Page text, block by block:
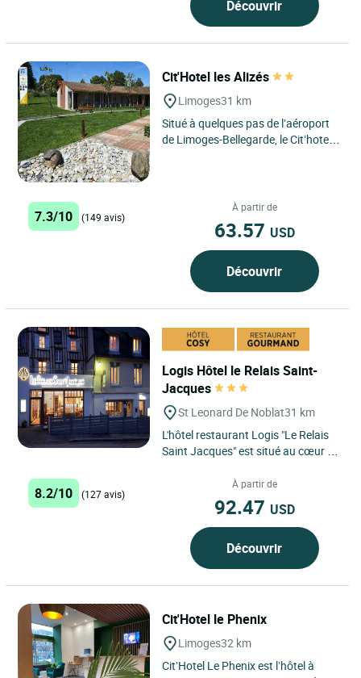
Découvrir
Cit'Hotel les Alizés
Limoges31 km
Situé à quelques pas de l’aéroport
de Limoges-Bellegarde, le Cit’hotel
7.3/10 (149 avis)
À partir de
63.57 USD
Découvrir
Logis Hôtel le Relais Saint-
Jacques
St Leonard De Noblat31 km
L'hôtel restaurant Logis "Le Relais
Saint Jacques" est situé au cœur du
Saint Léonard...
8.2/10 (127 avis)
À partir de
92.47 USD
Découvrir
Cit'Hotel le Phenix
Limoges32 km
Cit’Hotel Le Phenix est l’hôtel à